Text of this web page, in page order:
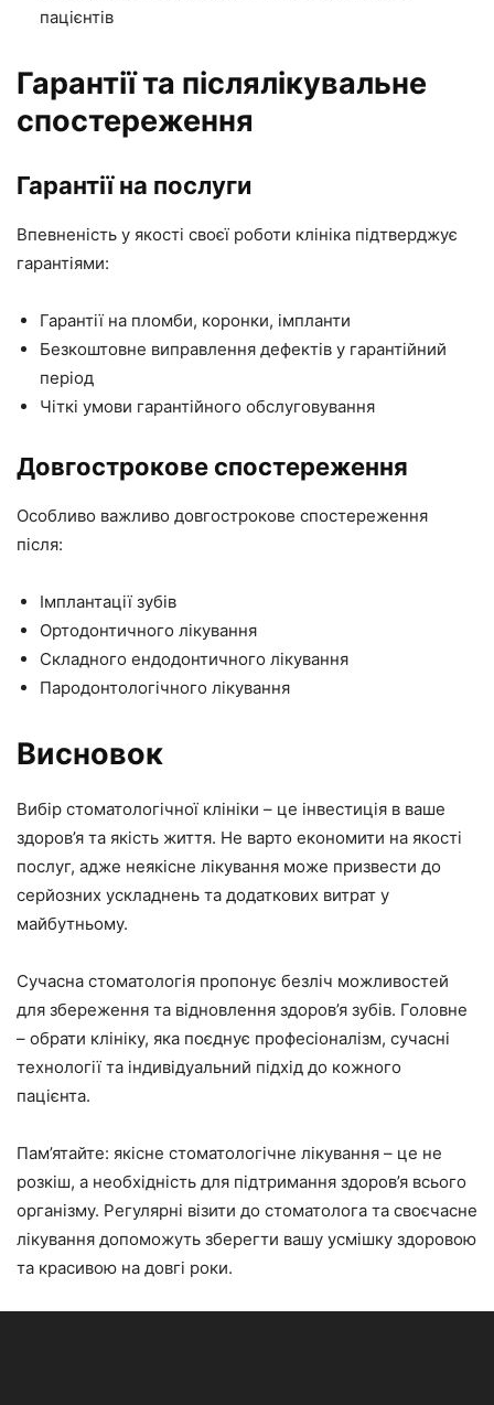
пацієнтів
Гарантії та післялікувальне
спостереження
Гарантії на послуги
Впевненість у якості своєї роботи клініка підтверджує
гарантіями:
Гарантії на пломби, коронки, імпланти
Безкоштовне виправлення дефектів у гарантійний
період
Чіткі умови гарантійного обслуговування
Довгострокове спостереження
Особливо важливо довгострокове спостереження
після:
Імплантації зубів
Ортодонтичного лікування
Складного ендодонтичного лікування
Пародонтологічного лікування
Висновок
Вибір стоматологічної клініки – це інвестиція в ваше
здоров’я та якість життя. Не варто економити на якості
послуг, адже неякісне лікування може призвести до
серйозних ускладнень та додаткових витрат у
майбутньому.
Сучасна стоматологія пропонує безліч можливостей
для збереження та відновлення здоров’я зубів. Головне
– обрати клініку, яка поєднує професіоналізм, сучасні
технології та індивідуальний підхід до кожного
пацієнта.
Пам’ятайте: якісне стоматологічне лікування – це не
розкіш, а необхідність для підтримання здоров’я всього
організму. Регулярні візити до стоматолога та своєчасне
лікування допоможуть зберегти вашу усмішку здоровою
та красивою на довгі роки.